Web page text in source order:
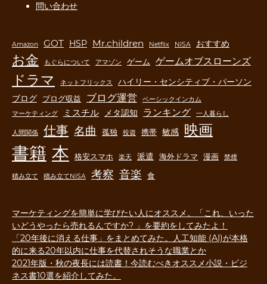
問い合わせ
Amazon GOT HSP Mr.children Netflix NISA おすすめ
お金 もぐらについて アマゾン ゲーム ゲームオブスローンズ
ドラマ ネットフリックス
ハイリー・センシティブ・パーソン
ブログ
ブログ収益 ブログ運営
ベーシックインカム
マーケティング
ミスチル メタ認知 ランキング 一人暮らし
人間関係 仕事 名曲 孤独 投資 携帯 敏感 映画
書籍 本 格安スマホ 楽天 派遣 海外ドラマ 漫画 禁煙
積み立て 積み立てNISA 考察 音楽 食
マーケティングを簡単に学びたい人にオススメ。「これ、いった
いどうやったら売れるんですか? 」を要約をしてみたよ！
「20年後に消える仕事」をまとめてみた。人工知能 (AI)が本格
的に来る20年以内に仕事を代替されそうな職業とか
2021年版・秋の夜長には読書！今読むべきオススメ小説・ビジ
ネス書10選を紹介してみた。